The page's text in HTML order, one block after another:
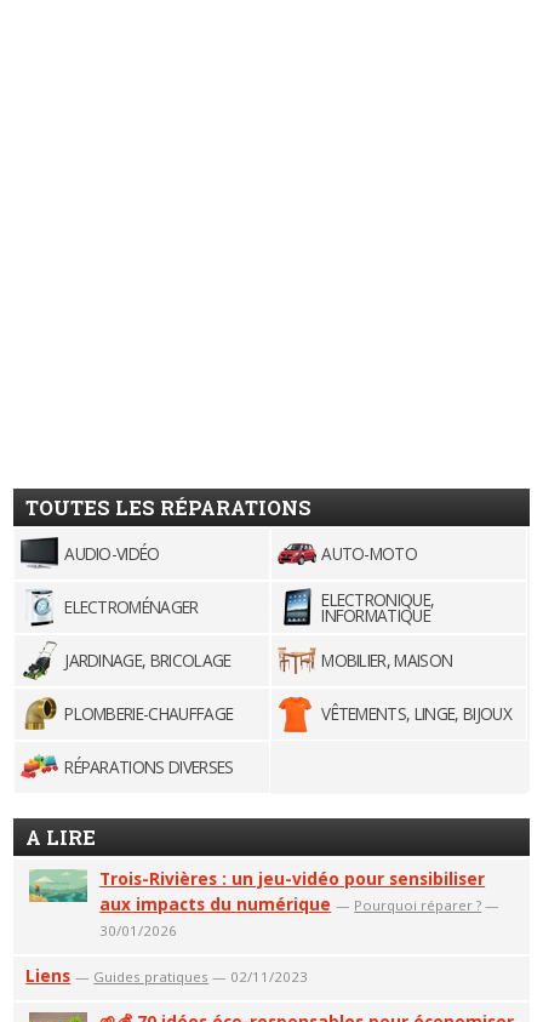
TOUTES LES RÉPARATIONS
AUDIO-VIDÉO AUTO-MOTO
ELECTROMÉNAGER ELECTRONIQUE,
INFORMATIQUE
JARDINAGE, BRICOLAGE
MOBILIER, MAISON
PLOMBERIE-CHAUFFAGE VÊTEMENTS, LINGE, BIJOUX
RÉPARATIONS DIVERSES
A LIRE
Trois-Rivières : un jeu-vidéo pour sensibiliser
aux impacts du numérique — Pourquoi réparer ? —
30/01/2026
Liens — Guides pratiques — 02/11/2023